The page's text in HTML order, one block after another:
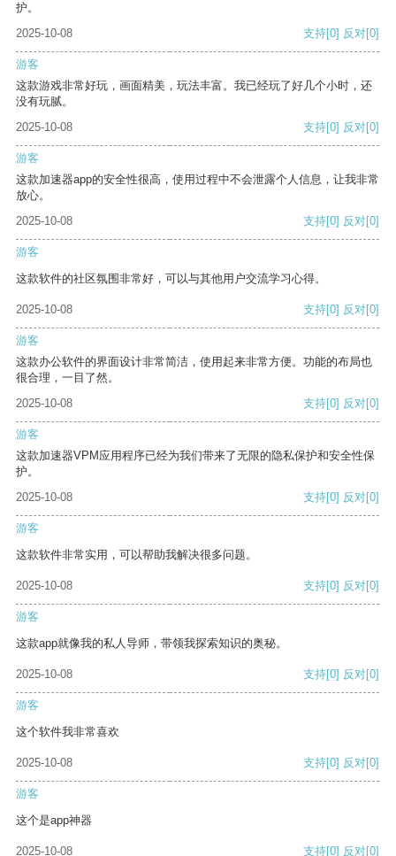
护。
2025-10-08
支持[0] 反对[0]
游客
这款游戏非常好玩，画面精美，玩法丰富。我已经玩了好几个小时，还
没有玩腻。
2025-10-08
支持[0] 反对[0]
游客
这款加速器app的安全性很高，使用过程中不会泄露个人信息，让我非常
放心。
2025-10-08
支持[0] 反对[0]
游客
这款软件的社区氛围非常好，可以与其他用户交流学习心得。
2025-10-08 支持[0] 反对[0]
游客
这款办公软件的界面设计非常简洁，使用起来非常方便。功能的布局也
很合理，一目了然。
2025-10-08
支持[0] 反对[0]
游客
这款加速器VPM应用程序已经为我们带来了无限的隐私保护和安全性保
护。
2025-10-08
支持[0] 反对[0]
游客
这款软件非常实用，可以帮助我解决很多问题。
2025-10-08 支持[0] 反对[0]
游客
这款app就像我的私人导师，带领我探索知识的奥秘。
2025-10-08 支持[0] 反对[0]
游客
这个软件我非常喜欢
2025-10-08 支持[0] 反对[0]
游客
这个是app神器
2025-10-08 支持[0] 反对[0]